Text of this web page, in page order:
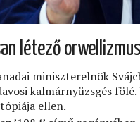
létező orwellizmus
miniszterelnök
kalmárnyüzsgés
ellen.